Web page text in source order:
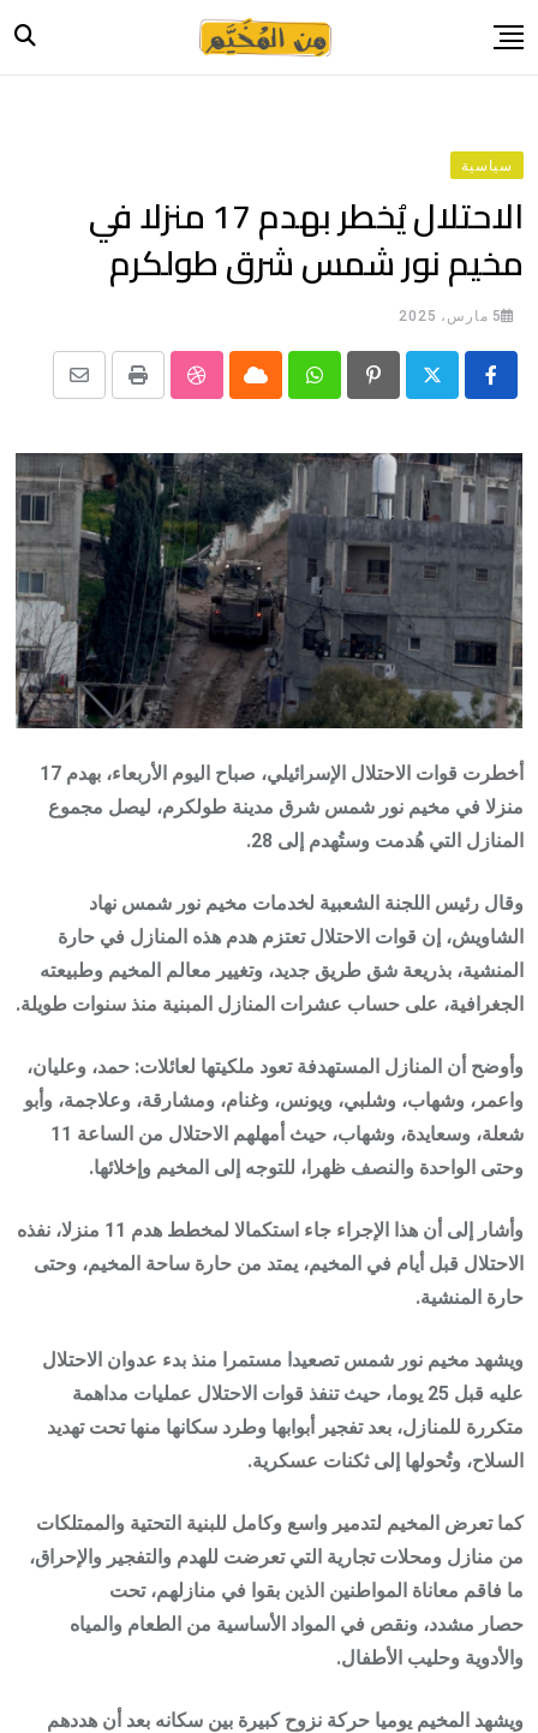
to
حياة
صورة وحكاية
قصة وسيرة
فيديو
المدونة
بيانات
سياسية
الاحتلال يُخطر بهدم 17 منزلا في
مخيم نور شمس شرق طولكرم
5 مارس، 2025
Pinterest
Whatsapp
Cloud
StumbleUpon
Print
Share
Email
أخطرت قوات الاحتلال الإسرائيلي، صباح اليوم الأربعاء، بهدم 17
منزلا في مخيم نور شمس شرق مدينة طولكرم، ليصل مجموع
المنازل التي هُدمت وستُهدم إلى 28.
وقال رئيس اللجنة الشعبية لخدمات مخيم نور شمس نهاد
الشاويش، إن قوات الاحتلال تعتزم هدم هذه المنازل في حارة
المنشية، بذريعة شق طريق جديد، وتغيير معالم المخيم وطبيعته
الجغرافية، على حساب عشرات المنازل المبنية منذ سنوات طويلة.
وأوضح أن المنازل المستهدفة تعود ملكيتها لعائلات: حمد، وعليان،
واعمر، وشهاب، وشلبي، ويونس، وغنام، ومشارقة، وعلاجمة، وأبو
شعلة، وسعايدة، وشهاب، حيث أمهلهم الاحتلال من الساعة 11
وحتى الواحدة والنصف ظهرا، للتوجه إلى المخيم وإخلائها.
وأشار إلى أن هذا الإجراء جاء استكمالا لمخطط هدم 11 منزلا، نفذه
الاحتلال قبل أيام في المخيم، يمتد من حارة ساحة المخيم، وحتى
حارة المنشية.
ويشهد مخيم نور شمس تصعيدا مستمرا منذ بدء عدوان الاحتلال
عليه قبل 25 يوما، حيث تنفذ قوات الاحتلال عمليات مداهمة
متكررة للمنازل، بعد تفجير أبوابها وطرد سكانها منها تحت تهديد
السلاح، وتُحولها إلى ثكنات عسكرية.
كما تعرض المخيم لتدمير واسع وكامل للبنية التحتية والممتلكات
من منازل ومحلات تجارية التي تعرضت للهدم والتفجير والإحراق،
ما فاقم معاناة المواطنين الذين بقوا في منازلهم، تحت
حصار مشدد، ونقص في المواد الأساسية من الطعام والمياه
والأدوية وحليب الأطفال.
ويشهد المخيم يوميا حركة نزوح كبيرة بين سكانه بعد أن هددهم